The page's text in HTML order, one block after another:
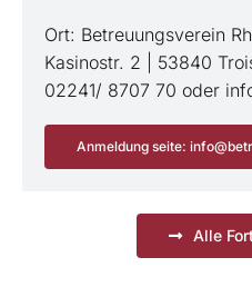
Ort: Betreuungsverein
Kasinostr. 2 | 53840
02241/ 8707 70 oder
Anmeldung seite:
Alle